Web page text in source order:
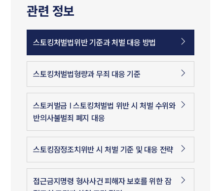
관련 정보
스토킹처벌법위반 기준과 처벌 대응 방법
스토킹처벌법형량과 무죄 대응 기준
스토커벌금 | 스토킹처벌법 위반 시 처벌 수위와
반의사불벌죄 폐지 대응
스토킹잠정조치위반 시 처벌 기준 및 대응 전략
접근금지명령 형사사건 피해자 보호를 위한 잠